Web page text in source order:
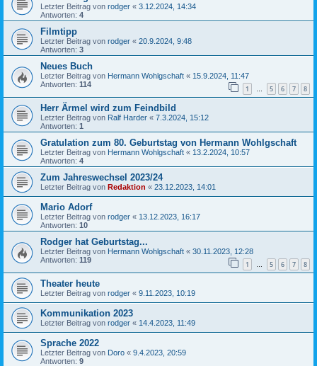
Letzter Beitrag von rodger « 3.12.2024, 14:34
Antworten: 4
Filmtipp
Letzter Beitrag von rodger « 20.9.2024, 9:48
Antworten: 3
Neues Buch
Letzter Beitrag von Hermann Wohlgschaft « 15.9.2024, 11:47
Antworten: 114 1 … 5 6 7 8
Herr Ärmel wird zum Feindbild
Letzter Beitrag von Ralf Harder « 7.3.2024, 15:12
Antworten: 1
Gratulation zum 80. Geburtstag von Hermann Wohlgschaft
Letzter Beitrag von Hermann Wohlgschaft « 13.2.2024, 10:57
Antworten: 4
Zum Jahreswechsel 2023/24
Letzter Beitrag von Redaktion « 23.12.2023, 14:01
Mario Adorf
Letzter Beitrag von rodger « 13.12.2023, 16:17
Antworten: 10
Rodger hat Geburtstag...
Letzter Beitrag von Hermann Wohlgschaft « 30.11.2023, 12:28
Antworten: 119 1 … 5 6 7 8
Theater heute
Letzter Beitrag von rodger « 9.11.2023, 10:19
Kommunikation 2023
Letzter Beitrag von rodger « 14.4.2023, 11:49
Sprache 2022
Letzter Beitrag von Doro « 9.4.2023, 20:59
Antworten: 9